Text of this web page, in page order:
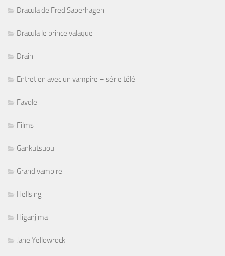
Dracula de Fred Saberhagen
Dracula le prince valaque
Drain
Entretien avec un vampire – série télé
Favole
Films
Gankutsuou
Grand vampire
Hellsing
Higanjima
Jane Yellowrock